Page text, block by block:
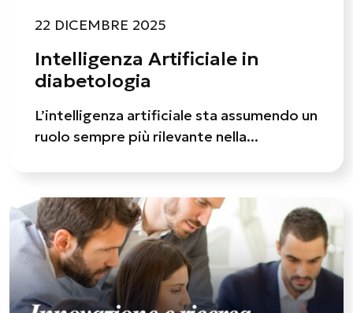
22 DICEMBRE 2025
Intelligenza Artificiale in
diabetologia
L’intelligenza artificiale sta assumendo un
ruolo sempre più rilevante nella...